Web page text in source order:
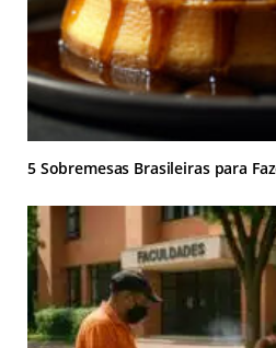
5 Sobremesas Brasileiras para